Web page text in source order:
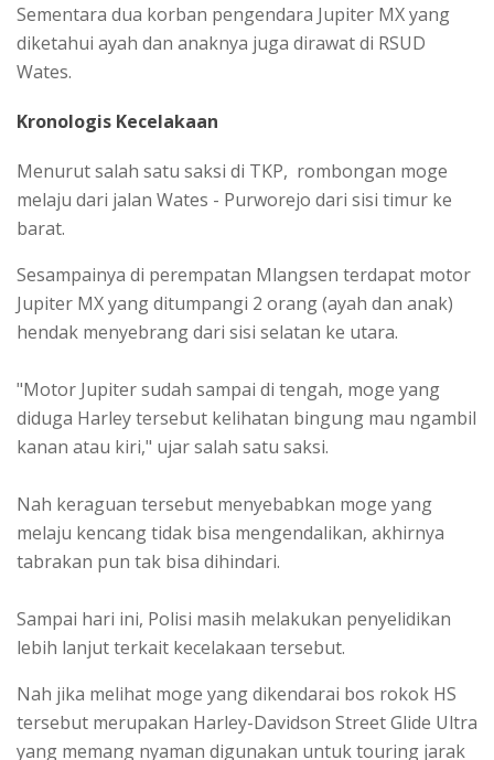
Sementara dua korban pengendara Jupiter MX yang
diketahui ayah dan anaknya juga dirawat di RSUD
Wates.
Kronologis Kecelakaan
Menurut salah satu saksi di TKP, rombongan moge
melaju dari jalan Wates - Purworejo dari sisi timur ke
barat.
Sesampainya di perempatan Mlangsen terdapat motor
Jupiter MX yang ditumpangi 2 orang (ayah dan anak)
hendak menyebrang dari sisi selatan ke utara.
"Motor Jupiter sudah sampai di tengah, moge yang
diduga Harley tersebut kelihatan bingung mau ngambil
kanan atau kiri," ujar salah satu saksi.
Nah keraguan tersebut menyebabkan moge yang
melaju kencang tidak bisa mengendalikan, akhirnya
tabrakan pun tak bisa dihindari.
Sampai hari ini, Polisi masih melakukan penyelidikan
lebih lanjut terkait kecelakaan tersebut.
Nah jika melihat moge yang dikendarai bos rokok HS
tersebut merupakan Harley-Davidson Street Glide Ultra
yang memang nyaman digunakan untuk touring jarak